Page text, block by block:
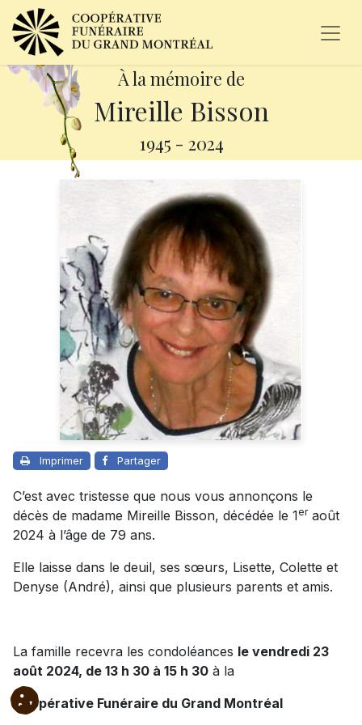
À la mémoire de
Mireille Bisson
1945 - 2024
Imprimer Partager
C’est avec tristesse que nous vous annonçons le
décès de madame Mireille Bisson, décédée le 1eraoût
2024 à l’âge de 79 ans.
Elle laisse dans le deuil, ses sœurs, Lisette, Colette et
Denyse (André), ainsi que plusieurs parents et amis.
La famille recevra les condoléances le vendredi 23
août 2024, de 13 h 30 à 15 h 30 à la
Coopérative Funéraire du Grand Montréal